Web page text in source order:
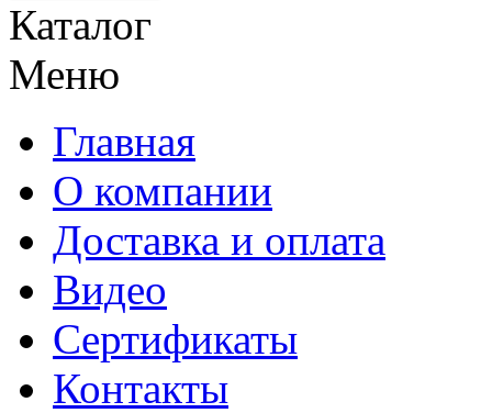
Каталог
Меню
Главная
О компании
Доставка и оплата
Видео
Сертификаты
Контакты